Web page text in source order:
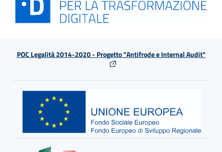
POC Legalità 2014-2020 - Progetto "Antifrode e Internal Audit"